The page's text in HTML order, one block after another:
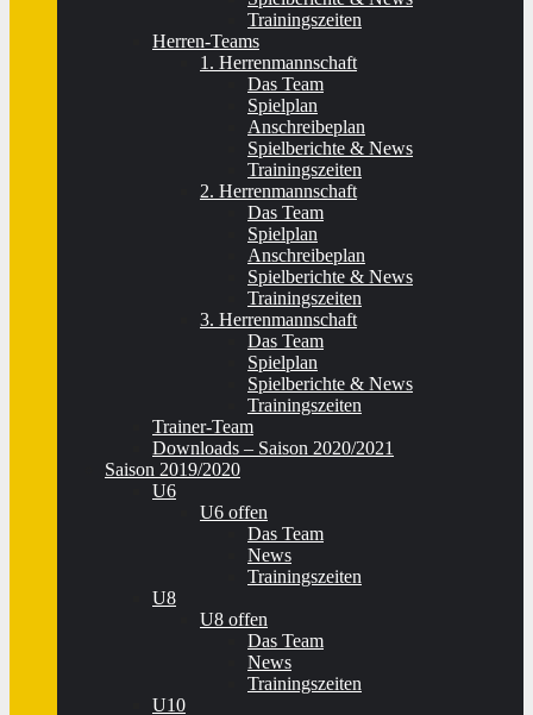
Trainingszeiten
Herren-Teams
1. Herrenmannschaft
Das Team
Spielplan
Anschreibeplan
Spielberichte & News
Trainingszeiten
2. Herrenmannschaft
Das Team
Spielplan
Anschreibeplan
Spielberichte & News
Trainingszeiten
3. Herrenmannschaft
Das Team
Spielplan
Spielberichte & News
Trainingszeiten
Trainer-Team
Downloads – Saison 2020/2021
Saison 2019/2020
U6
U6 offen
Das Team
News
Trainingszeiten
U8
U8 offen
Das Team
News
Trainingszeiten
U10